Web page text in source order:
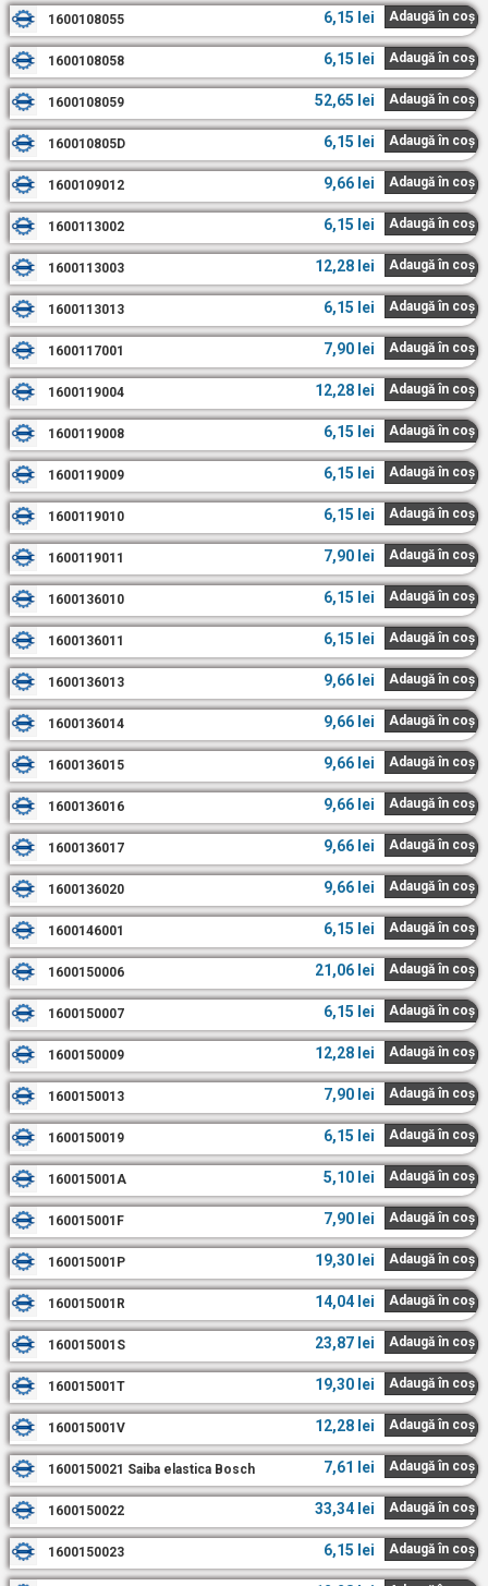
1600108055 6,15 lei Adaugă în coș
1600108058 6,15 lei Adaugă în coș
1600108059 52,65 lei Adaugă în coș
160010805D 6,15 lei Adaugă în coș
1600109012 9,66 lei Adaugă în coș
1600113002 6,15 lei Adaugă în coș
1600113003 12,28 lei Adaugă în coș
1600113013 6,15 lei Adaugă în coș
1600117001 7,90 lei Adaugă în coș
1600119004 12,28 lei Adaugă în coș
1600119008 6,15 lei Adaugă în coș
1600119009 6,15 lei Adaugă în coș
1600119010 6,15 lei Adaugă în coș
1600119011 7,90 lei Adaugă în coș
1600136010 6,15 lei Adaugă în coș
1600136011 6,15 lei Adaugă în coș
1600136013 9,66 lei Adaugă în coș
1600136014 9,66 lei Adaugă în coș
1600136015 9,66 lei Adaugă în coș
1600136016 9,66 lei Adaugă în coș
1600136017 9,66 lei Adaugă în coș
1600136020 9,66 lei Adaugă în coș
1600146001 6,15 lei Adaugă în coș
1600150006 21,06 lei Adaugă în coș
1600150007 6,15 lei Adaugă în coș
1600150009 12,28 lei Adaugă în coș
1600150013 7,90 lei Adaugă în coș
1600150019 6,15 lei Adaugă în coș
160015001A 5,10 lei Adaugă în coș
160015001F 7,90 lei Adaugă în coș
160015001P 19,30 lei Adaugă în coș
160015001R 14,04 lei Adaugă în coș
160015001S 23,87 lei Adaugă în coș
160015001T 19,30 lei Adaugă în coș
160015001V 12,28 lei Adaugă în coș
1600150021 Saiba elastica Bosch 7,61 lei Adaugă în coș
1600150022 33,34 lei Adaugă în coș
1600150023 6,15 lei Adaugă în coș